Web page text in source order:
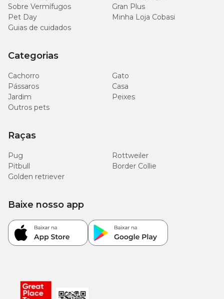
Sobre Vermífugos
Gran Plus
Pet Day
Minha Loja Cobasi
Guias de cuidados
Categorias
Cachorro
Gato
Pássaros
Casa
Jardim
Peixes
Outros pets
Raças
Pug
Rottweiler
Pitbull
Border Collie
Golden retriever
Baixe nosso app